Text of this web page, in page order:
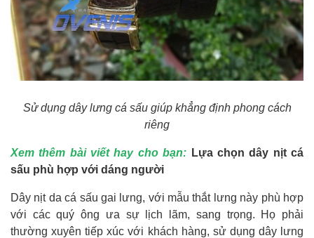
Sử dụng dây lưng cá sấu giúp khẳng định phong cách
riêng
Xem thêm bài viết hay cho bạn: Lựa chọn dây nịt cá
sấu phù hợp với dáng người
Dây nịt da cá sấu gai lưng, với mẫu thắt lưng này phù hợp
với các quý ông ưa sự lịch lãm, sang trọng. Họ phải
thường xuyên tiếp xúc với khách hàng, sử dụng dây lưng